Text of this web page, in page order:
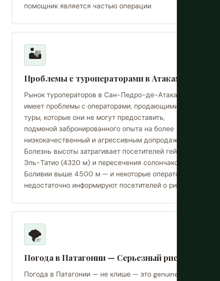
помощник является частью операции.
🏜️
Проблемы с туроператорами в Атакаме
Рынок туроператоров в Сан-Педро-де-Атакама
имеет проблемы с операторами, продающими
туры, которые они не могут предоставить,
подменой забронированного опыта на более
низкокачественный и агрессивным допродажами.
Болезнь высоты затрагивает посетителей гейзеров
Эль-Татио (4320 м) и пересечения солончаков
Боливии выше 4500 м — и некоторые операторы
недостаточно информируют посетителей о рисках.
🌪️
Погода в Патагонии — Серьезный риск
Погода в Патагонии — не клише — это genuine